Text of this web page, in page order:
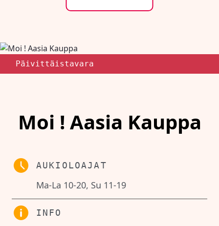
Päivittäistavara
Moi ! Aasia Kauppa
AUKIOLOAJAT
Ma-La 10-20, Su 11-19
INFO